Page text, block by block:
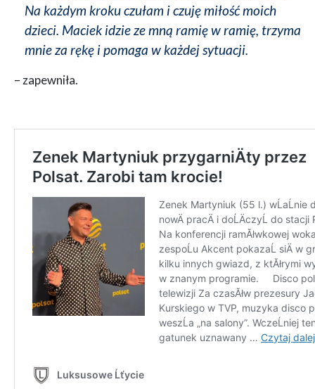
Na każdym kroku czułam i czuję miłość moich
dzieci. Maciek idzie ze mną ramię w ramię, trzyma
mnie za rękę i pomaga w każdej sytuacji.
– zapewniła.